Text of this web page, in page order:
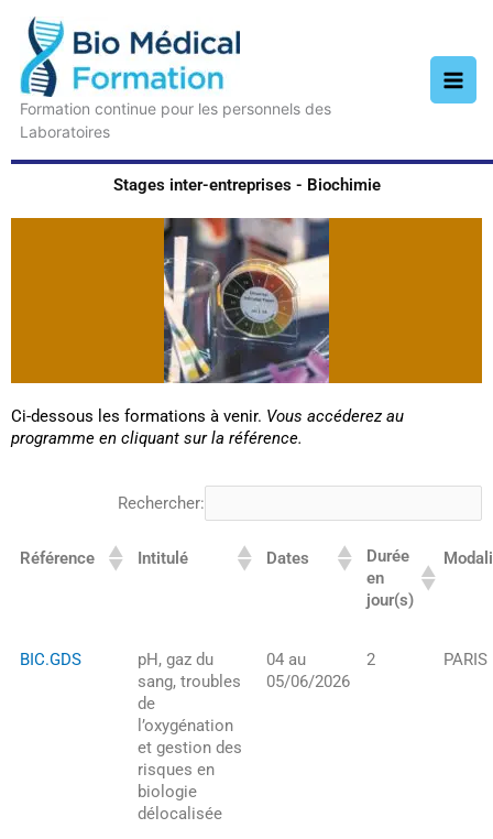
contenu
Formation continue pour les personnels des
Laboratoires
Stages inter-entreprises - Biochimie
Ci-dessous les formations à venir. Vous accéderez au
programme en cliquant sur la référence.
Rechercher:
Référence Intitulé Dates
Durée
en
jour(s)
BIC.GDS
pH, gaz du
sang, troubles
de
l’oxygénation
et gestion des
risques en
biologie
délocalisée
04 au
05/06/2026
2 PARIS